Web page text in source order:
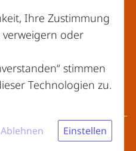
© 2026 – Alle Rechte
Ihre Zustimmung
verweigern oder
stimmen
Technologien zu.
Einstellen
Ablehnen